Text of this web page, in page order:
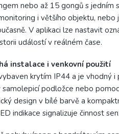
nebo až 15 gongů s jedním
i většího objektu, nebo
V aplikaci lze nastavit
událostí v reálném čase.
instalace i venkovní použití
krytím IP44 a je vhodný
samolepicí podložce nebo
design v bílé barvě a
indikace signalizuje činnost